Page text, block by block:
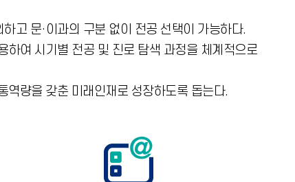
고 문·이과의 구분 없이 전공 선택이 가능하다.
하여 시기별 전공 및 진로 탐색 과정을 체계적으로
역량을 갖춘 미래인재로 성장하도록 돕는다.